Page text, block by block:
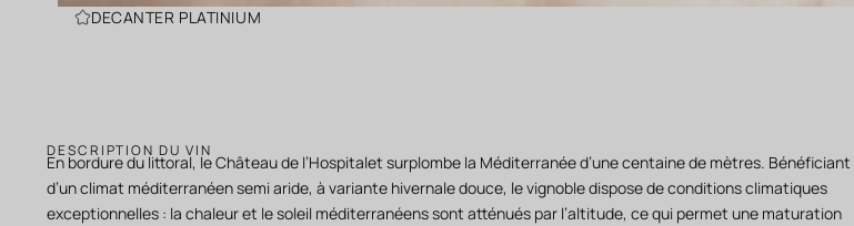
DECANTER PLATINIUM
DESCRIPTION DU VIN
En bordure du littoral, le Château de l’Hospitalet surplombe la Méditerranée d’une centaine de mètres. Bénéficiant
d’un climat méditerranéen semi aride, à variante hivernale douce, le vignoble dispose de conditions climatiques
exceptionnelles : la chaleur et le soleil méditerranéens sont atténués par l’altitude, ce qui permet une maturation